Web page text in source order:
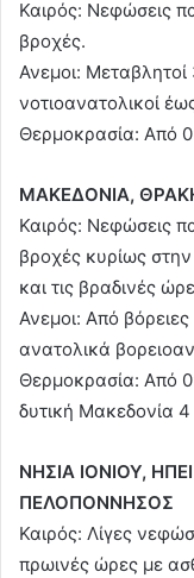
Καιρός: Νεφώσεις
βροχές.
Ανεμοι:
νοτιοανατολικοί
Θερμοκρασία: Από
ΜΑΚΕΔΟΝΙΑ,
Καιρός: Νεφώσεις
βροχές κυρίως
και τις βραδινές
Ανεμοι: Από
ανατολικά
Θερμοκρασία: Από
δυτική Μακεδονία
ΝΗΣΙΑ ΙΟΝΙΟΥ,
ΠΕΛΟΠΟΝΝΗΣΟΣ
Καιρός: Λίγες
πρωινές ώρες με